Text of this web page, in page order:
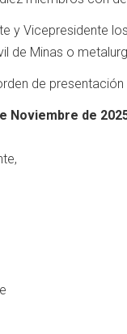
y Vicepresidente
de Minas o
de
Noviembre de